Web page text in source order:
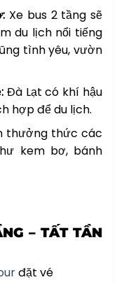
Xe bus 2 tầng sẽ
du lịch nổi tiếng
tình yêu, vườn
Đà Lạt có khí hậu
hợp để du lịch.
thưởng thức các
kem bơ, bánh
– TẤT TẦN
đặt vé